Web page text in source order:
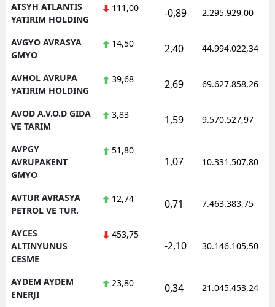
ATSYH ATLANTIS
YATIRIM HOLDING
111,00 -0,89 2.295.929,00
AVGYO AVRASYA
GMYO
14,50 2,40 44.994.022,34
AVHOL AVRUPA
YATIRIM HOLDING
39,68 2,69 69.627.858,26
AVOD A.V.O.D GIDA
VE TARIM
3,83 1,59 9.570.527,97
AVPGY
AVRUPAKENT
GMYO
51,80
1,07 10.331.507,80
AVTUR AVRASYA
PETROL VE TUR.
12,74 0,71 7.463.383,75
AYCES
ALTINYUNUS
CESME
453,75
-2,10 30.146.105,50
AYDEM AYDEM
ENERJI
23,80 0,34 21.045.453,24